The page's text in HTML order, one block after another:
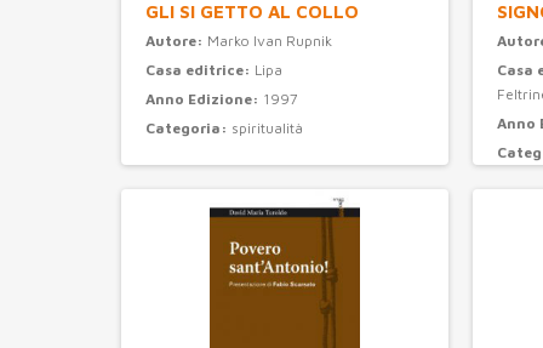
GLI SI GETTO AL COLLO
Autore: Marko Ivan Rupnik
Casa editrice: Lipa
Anno Edizione: 1997
Categoria: spiritualità
Casa
Anno